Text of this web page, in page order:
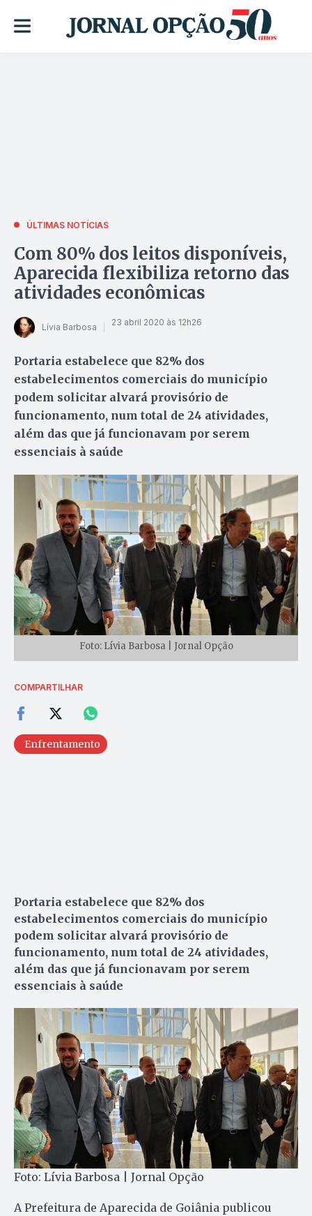
ÚLTIMAS NOTÍCIAS
Com 80% dos leitos disponíveis,
Aparecida flexibiliza retorno das
atividades econômicas
Lívia Barbosa 23 abril 2020 às 12h26
Portaria estabelece que 82% dos
estabelecimentos comerciais do município
podem solicitar alvará provisório de
funcionamento, num total de 24 atividades,
além das que já funcionavam por serem
essenciais à saúde
Foto: Lívia Barbosa | Jornal Opção
COMPARTILHAR
Enfrentamento
Portaria estabelece que 82% dos
estabelecimentos comerciais do município
podem solicitar alvará provisório de
funcionamento, num total de 24 atividades,
além das que já funcionavam por serem
essenciais à saúde
Foto: Lívia Barbosa | Jornal Opção
A Prefeitura de Aparecida de Goiânia publicou